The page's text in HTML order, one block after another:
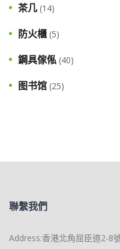
茶几 (14)
防火櫃 (5)
鋼具傢俬 (40)
图书馆 (25)
聯繫我們
Address:香港北角屈臣道2-8